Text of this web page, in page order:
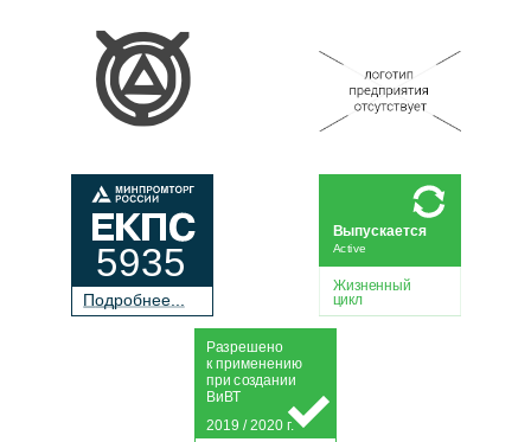
Подробнее...
5935
Жизненный
цикл
Active
Выпускается
Разрешено
к применению
присоздании
Ви ВТ
2019 / 2020 г.